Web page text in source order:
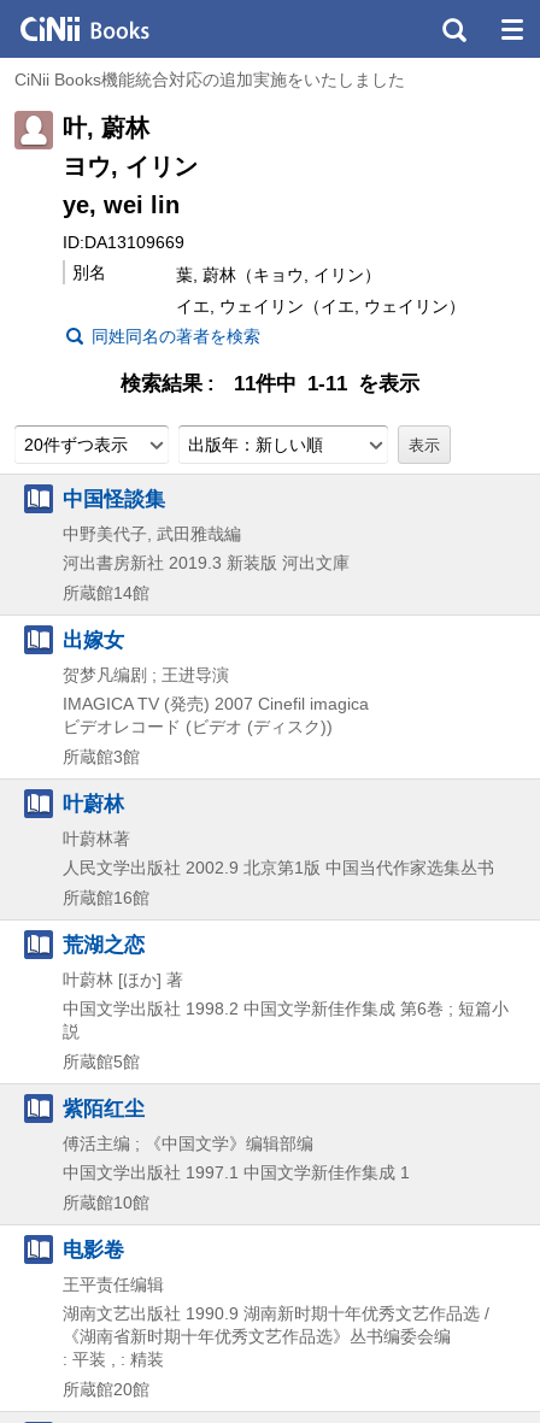
CiNii Books機能統合対応の追加実施をいたしました
叶, 蔚林
ヨウ, イリン
ye, wei lin
ID:DA13109669
別名
葉, 蔚林（キョウ, イリン）
イエ, ウェイリン（イエ, ウェイリン）
同姓同名の著者を検索
検索結果 11件中 1-11 を表示
20件ずつ表示 出版年：新しい順
中国怪談集
中野美代子, 武田雅哉編
河出書房新社 2019.3 新装版 河出文庫
所蔵館14館
出嫁女
贺梦凡编剧 ; 王进导演
IMAGICA TV (発売) 2007 Cinefil imagica
ビデオレコード (ビデオ (ディスク))
所蔵館3館
叶蔚林
叶蔚林著
人民文学出版社 2002.9 北京第1版 中国当代作家选集丛书
所蔵館16館
荒湖之恋
叶蔚林 [ほか] 著
中国文学出版社 1998.2 中国文学新佳作集成 第6巻 ; 短篇小
説
所蔵館5館
紫陌红尘
傅活主编 ; 《中国文学》编辑部编
中国文学出版社 1997.1 中国文学新佳作集成 1
所蔵館10館
电影卷
王平责任编辑
湖南文艺出版社 1990.9 湖南新时期十年优秀文艺作品选 /
《湖南省新时期十年优秀文艺作品选》丛书编委会编
: 平装 , : 精装
所蔵館20館